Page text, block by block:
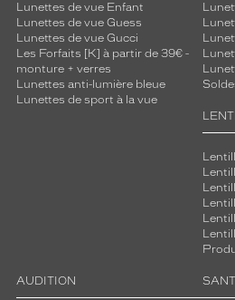
Lunettes de vue Enfant
Lunettes de vue Guess
Lunettes de vue Gucci
Les Forfaits [K] à partir de 39€ -
monture + verres
Lunettes anti-lumière bleue
Lunettes de sport à la vue
AUDITION